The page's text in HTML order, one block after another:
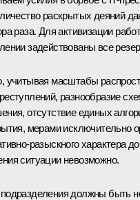
раскрытых деяний
раза. Для активизации
задействованы все
учитывая масштабы
разнообразие
отсутствие единых
мерами исключительно
разыскного характера
ситуации невозможно.
должны быть